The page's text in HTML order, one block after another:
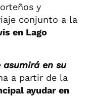
y
conjunto a la
en Lago
asumirá en su
a partir de la
ayudar en